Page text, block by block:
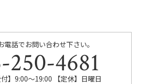
電話でお問い合わせ下さい。
250-4681
付】9:00〜19:00 【定休】日曜日